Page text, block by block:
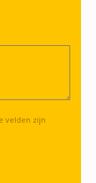
velden zijn